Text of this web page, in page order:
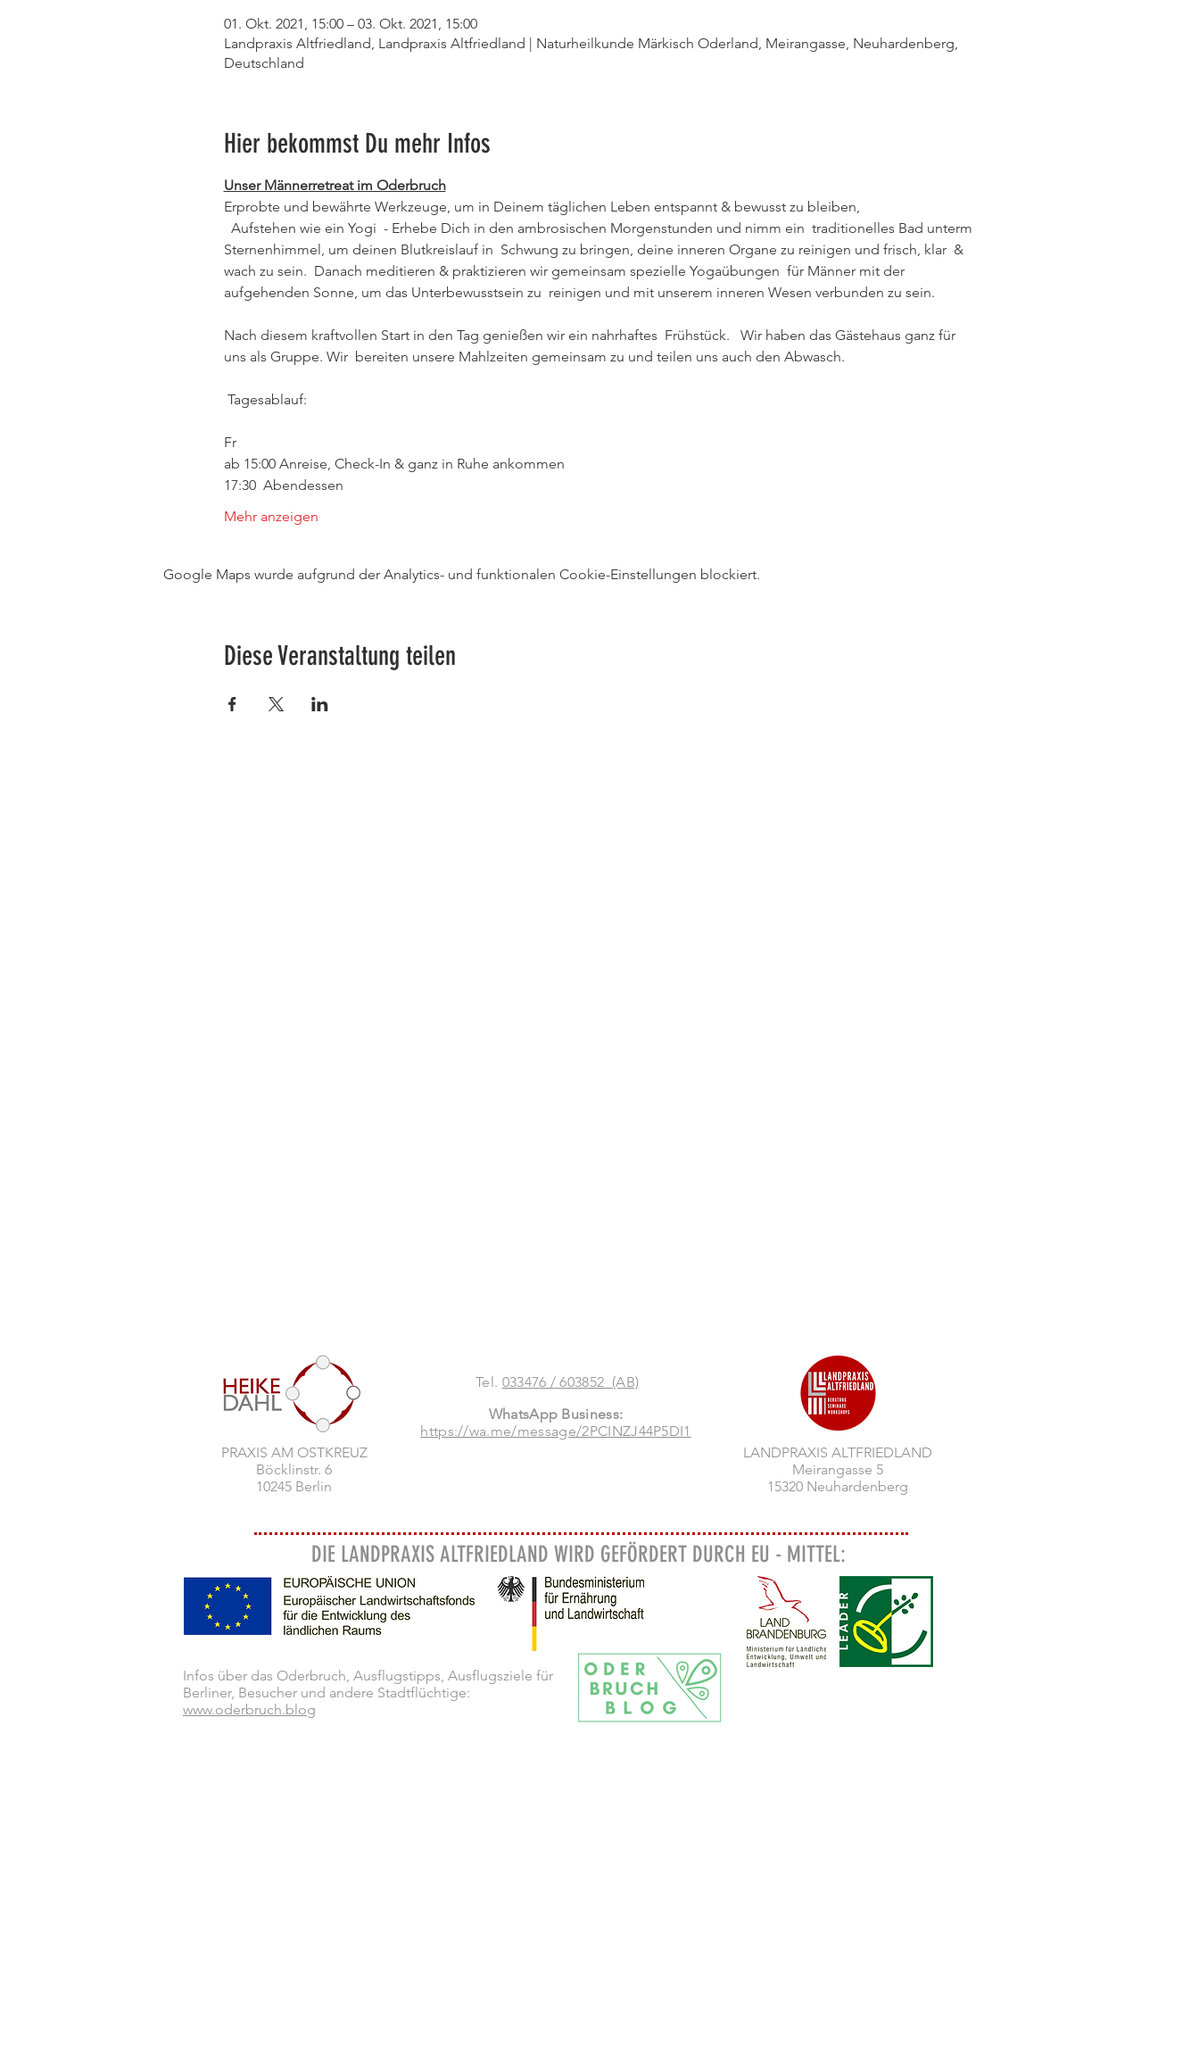
01. Okt. 2021, 15:00 – 03. Okt. 2021, 15:00
Landpraxis Altfriedland, Landpraxis Altfriedland | Naturheilkunde Märkisch Oderland, Meirangasse, Neuhardenberg,
Deutschland
Hier bekommst Du mehr Infos
Unser Männerretreat im Oderbruch
Erprobte und bewährte Werkzeuge, um in Deinem täglichen Leben entspannt & bewusst zu bleiben,
Sternenhimmel, um deinen Blutkreislauf in  Schwung zu bringen, deine inneren Organe zu reinigen und frisch, klar  &
wach zu sein.  Danach meditieren & praktizieren wir gemeinsam spezielle Yogaübungen  für Männer mit der
aufgehenden Sonne, um das Unterbewusstsein zu  reinigen und mit unserem inneren Wesen verbunden zu sein.
Nach diesem kraftvollen Start in den Tag genießen wir ein nahrhaftes  Frühstück.   Wir haben das Gästehaus ganz für
uns als Gruppe. Wir  bereiten unsere Mahlzeiten gemeinsam zu und teilen uns auch den Abwasch.
Fr
ab 15:00 Anreise, Check-In & ganz in Ruhe ankommen
17:30  Abendessen
Mehr anzeigen
Google Maps wurde aufgrund der Analytics- und funktionalen Cookie-Einstellungen blockiert.
Diese Veranstaltung teilen
Tel. 033476 / 603852 (AB)
WhatsApp Business:
https://wa.me/message/2PCINZJ44P5DI1
PRAXIS AM OSTKREUZ
Böcklinstr. 6
10245 Berlin
LANDPRAXIS ALTFRIEDLAND
Meirangasse 5
15320 Neuhardenberg
DIE LANDPRAXIS ALTFRIEDLAND WIRD GEFÖRDERT DURCH EU - MITTEL:
Infos über das Oderbruch, Ausflugstipps, Ausflugsziele für
Berliner, Besucher und andere Stadtflüchtige:
www.oderbruch.blog